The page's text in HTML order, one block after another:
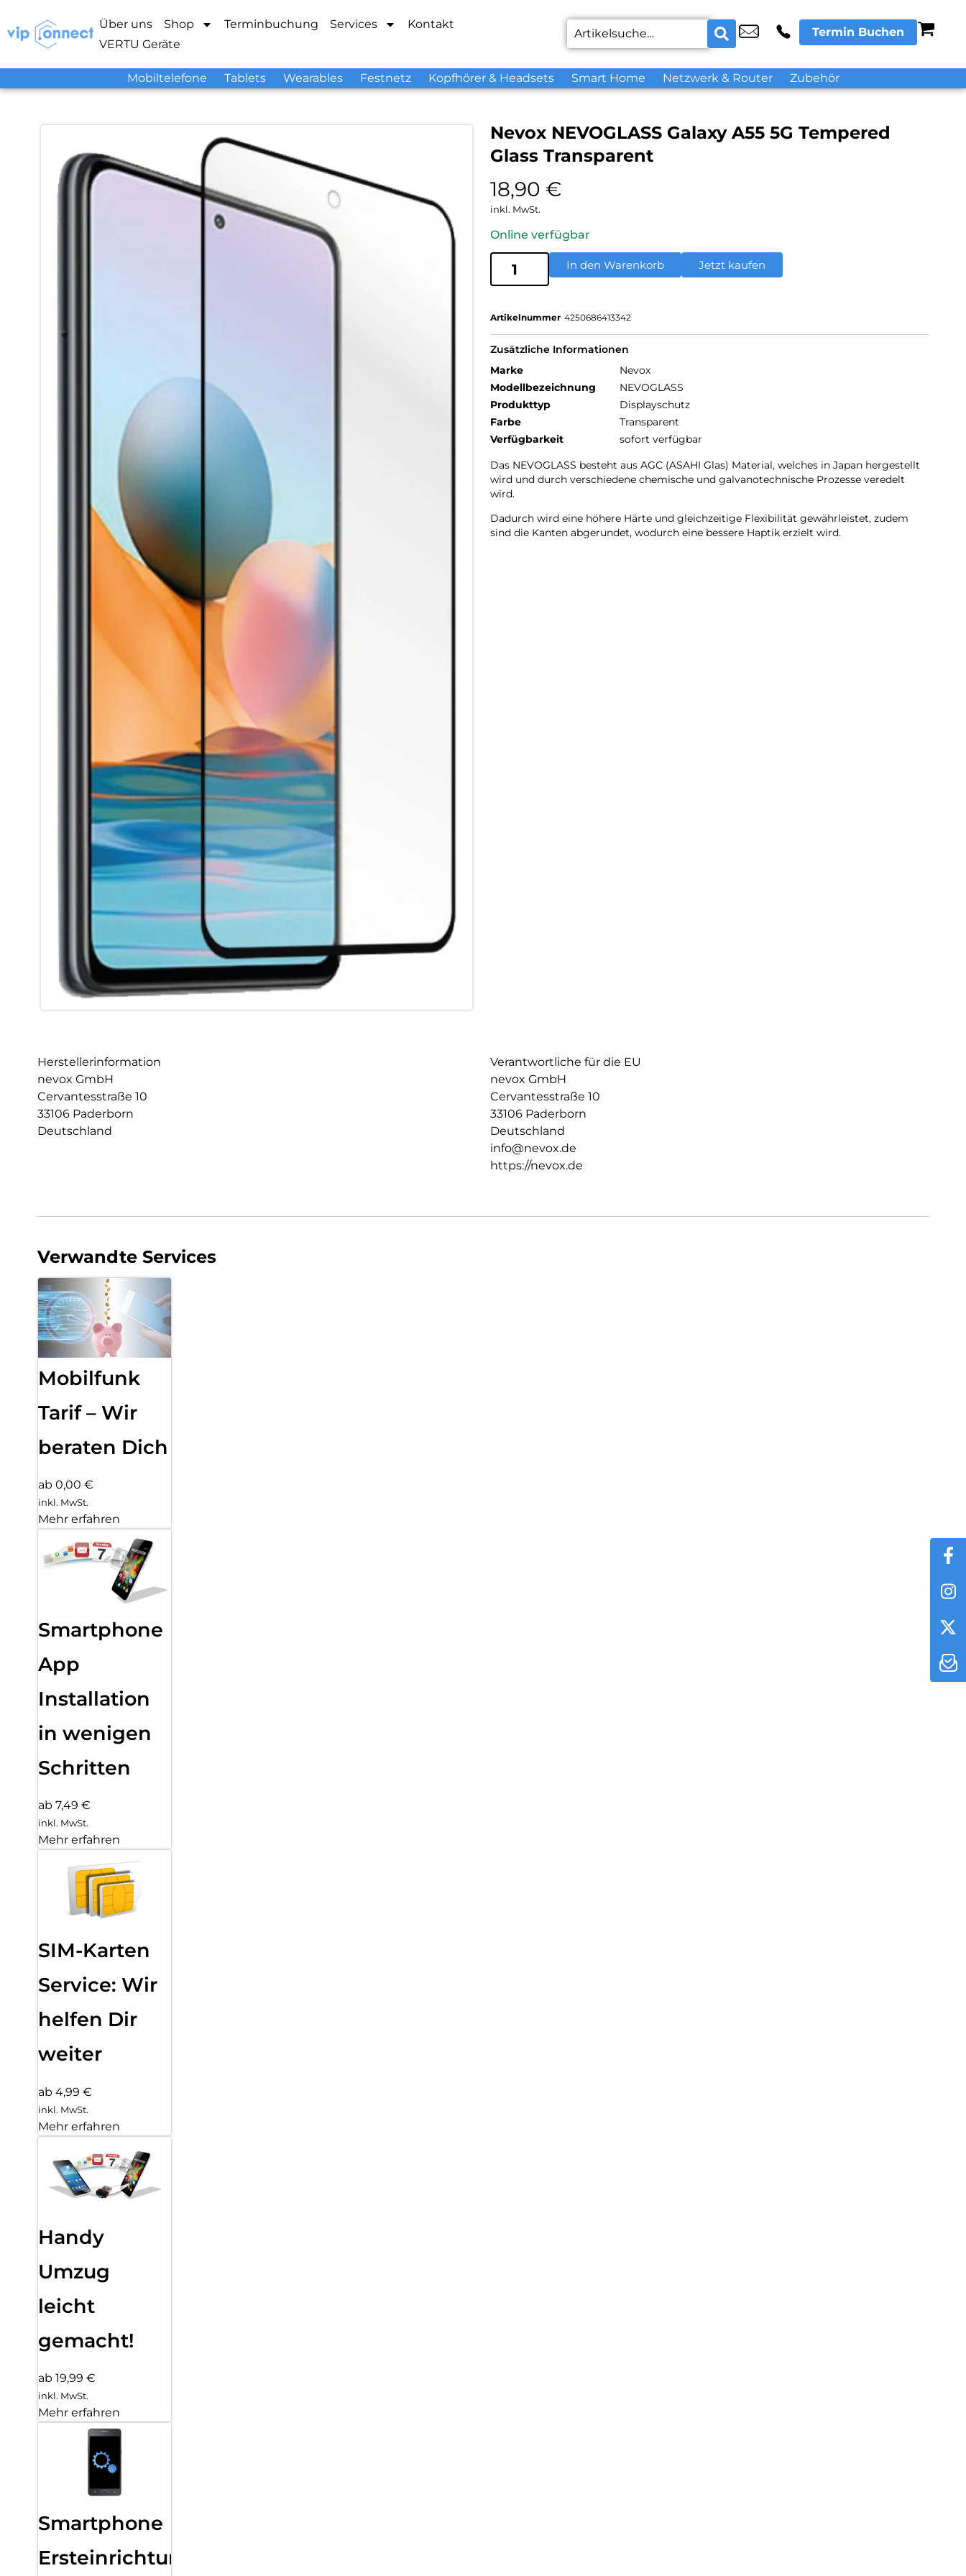
Über uns Shop Terminbuchung Services
Kontakt
VERTU Geräte
Termin Buchen
Mobiltelefone Tablets Wearables Festnetz Kopfhörer & Headsets Smart Home Netzwerk & Router Zubehör
Nevox NEVOGLASS Galaxy A55 5G Tempered
Glass Transparent
18,90 €
inkl. MwSt.
Online verfügbar
In den Warenkorb Jetzt kaufen
Artikelnummer 4250686413342
Zusätzliche Informationen
Marke
Nevox
Modellbezeichnung
NEVOGLASS
Produkttyp
Displayschutz
Farbe
Transparent
Verfügbarkeit
sofort verfügbar
Das NEVOGLASS besteht aus AGC (ASAHI Glas) Material, welches in Japan hergestellt
wird und durch verschiedene chemische und galvanotechnische Prozesse veredelt
wird.
Dadurch wird eine höhere Härte und gleichzeitige Flexibilität gewährleistet, zudem
sind die Kanten abgerundet, wodurch eine bessere Haptik erzielt wird.
Herstellerinformation
nevox GmbH
Cervantesstraße 10
33106 Paderborn
Deutschland
Verantwortliche für die EU
nevox GmbH
Cervantesstraße 10
33106 Paderborn
Deutschland
info@nevox.de
https://nevox.de
Verwandte Services
Mobilfunk
Tarif – Wir
beraten Dich
ab 0,00 €
inkl. MwSt.
Mehr erfahren
Smartphone
App
Installation
in wenigen
Schritten
ab 7,49 €
inkl. MwSt.
Mehr erfahren
SIM-Karten
Service: Wir
helfen Dir
weiter
ab 4,99 €
inkl. MwSt.
Mehr erfahren
Handy
Umzug
leicht
gemacht!
ab 19,99 €
inkl. MwSt.
Mehr erfahren
Smartphone
Ersteinrichtung